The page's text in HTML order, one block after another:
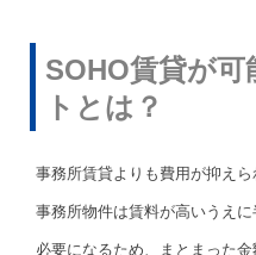
SOHO賃貸が可
トとは？
事務所賃貸よりも費用が抑えら
事務所物件は賃料が高いうえ
必要になるため、まとまった金